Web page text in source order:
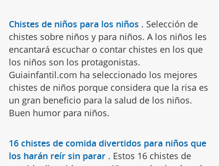
Chistes de niños para los niños . Selección de
chistes sobre niños y para niños. A los niños les
encantará escuchar o contar chistes en los que
los niños son los protagonistas.
Guiainfantil.com ha seleccionado los mejores
chistes de niños porque considera que la risa es
un gran beneficio para la salud de los niños.
Buen humor para niños.
16 chistes de comida divertidos para niños que
los harán reír sin parar . Estos 16 chistes de